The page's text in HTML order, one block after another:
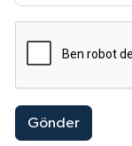
Gönder